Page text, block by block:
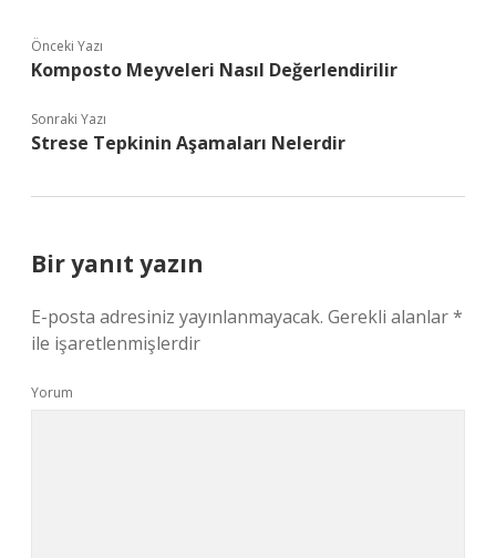
Önceki Yazı
Komposto Meyveleri Nasıl Değerlendirilir
Sonraki Yazı
Strese Tepkinin Aşamaları Nelerdir
Bir yanıt yazın
E-posta adresiniz yayınlanmayacak. Gerekli alanlar*
ile işaretlenmişlerdir
Yorum